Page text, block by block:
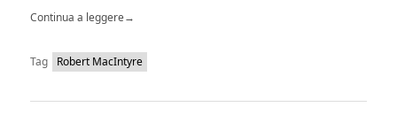
Continua a leggere→
Tag Robert MacIntyre